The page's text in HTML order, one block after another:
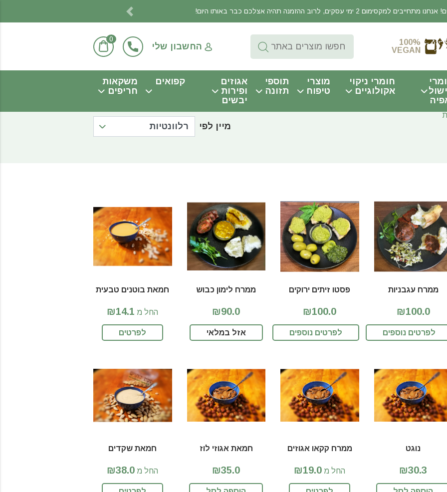
למקסימום 2 ימי עסקים, לרוב ההזמנה תהיה אצלכם כבר באותו היום!
Previous
100%
VEGAN
החשבון שלי
0
חומרי ניקוי
אקולוגיים
מוצרי
טיפוח
תוספי
תזונה
אגוזים
ופירות
יבשים
קפואים
משקאות
חריפים
מיין לפי
ממרח עגבניות
₪100.0
לפרטים נוספים
פסטו זיתים ירוקים
₪100.0
לפרטים נוספים
ממרח לימון כבוש
₪90.0
אזל במלאי
חמאת בוטנים טבעית
החל מ ₪14.1
לפרטים
נוגט
₪30.3
ממרח קקאו אגוזים
החל מ ₪19.0
חמאת אגוזי לוז
₪35.0
חמאת שקדים
החל מ ₪38.0